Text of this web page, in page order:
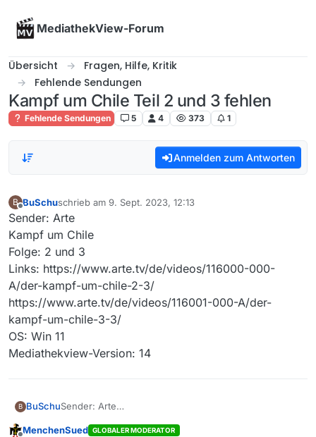
MediathekView-Forum
Übersicht
Fragen, Hilfe, Kritik
Fehlende Sendungen
Kampf um Chile Teil 2 und 3 fehlen
Fehlende Sendungen 5 4 373 1
Anmelden zum Antworten
B
Offline
BuSchuschrieb am 9. Sept. 2023, 12:13
zuletzt editiert von
Sender: Arte
Kampf um Chile
Folge: 2 und 3
Links: https://www.arte.tv/de/videos/116000-000-
A/der-kampf-um-chile-2-3/
https://www.arte.tv/de/videos/116001-000-A/der-
kampf-um-chile-3-3/
OS: Win 11
Mediathekview-Version: 14
B BuSchuSender: Arte
Folge: 2 und 3
MenchenSued GLOBALER MODERATOR